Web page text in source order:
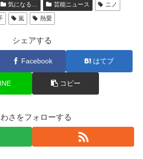
気になる… 芸能ニュース
ニノ
嵐 熱愛
シェアする
Facebook はてブ
コピー
わさをフォローする